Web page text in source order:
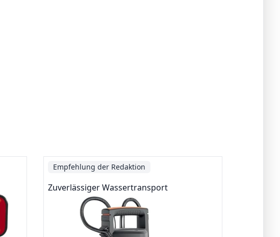
Empfehlung der Redaktion
Zuverlässiger Wassertransport